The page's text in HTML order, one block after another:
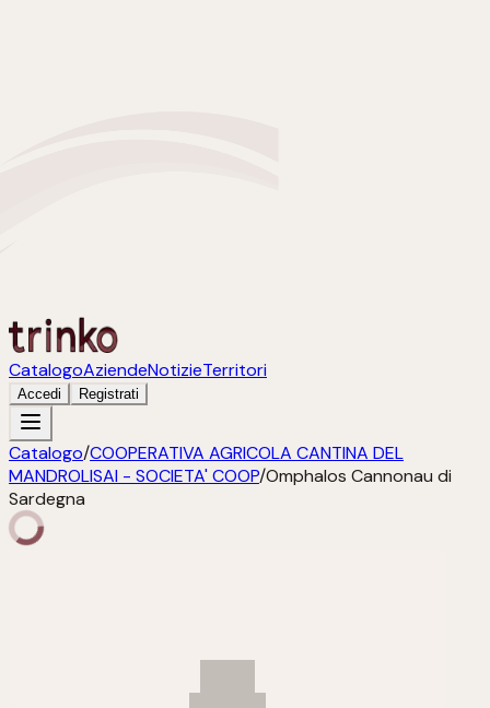
CatalogoAziendeNotizieTerritori
Accedi Registrati
Catalogo/COOPERATIVA AGRICOLA CANTINA DEL
MANDROLISAI - SOCIETA' COOP/Omphalos Cannonau di
Sardegna